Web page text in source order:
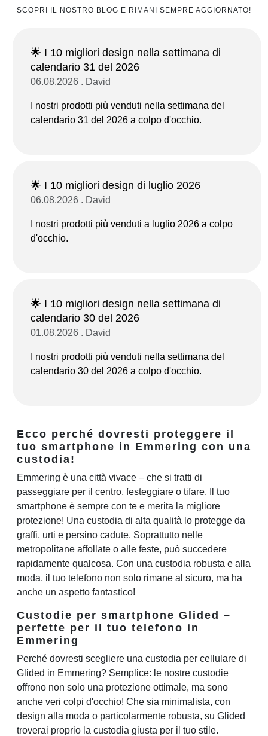
SCOPRI IL NOSTRO BLOG E RIMANI SEMPRE AGGIORNATO!
🌟 I 10 migliori design nella settimana di
calendario 31 del 2026
06.08.2026 . David
I nostri prodotti più venduti nella settimana del
calendario 31 del 2026 a colpo d'occhio.
🌟 I 10 migliori design di luglio 2026
06.08.2026 . David
I nostri prodotti più venduti a luglio 2026 a colpo
d'occhio.
🌟 I 10 migliori design nella settimana di
calendario 30 del 2026
01.08.2026 . David
I nostri prodotti più venduti nella settimana del
calendario 30 del 2026 a colpo d'occhio.
Ecco perché dovresti proteggere il
tuo smartphone in Emmering con una
custodia!
Emmering è una città vivace – che si tratti di
passeggiare per il centro, festeggiare o tifare. Il tuo
smartphone è sempre con te e merita la migliore
protezione! Una custodia di alta qualità lo protegge da
graffi, urti e persino cadute. Soprattutto nelle
metropolitane affollate o alle feste, può succedere
rapidamente qualcosa. Con una custodia robusta e alla
moda, il tuo telefono non solo rimane al sicuro, ma ha
anche un aspetto fantastico!
Custodie per smartphone Glided –
perfette per il tuo telefono in
Emmering
Perché dovresti scegliere una custodia per cellulare di
Glided in Emmering? Semplice: le nostre custodie
offrono non solo una protezione ottimale, ma sono
anche veri colpi d'occhio! Che sia minimalista, con
design alla moda o particolarmente robusta, su Glided
troverai proprio la custodia giusta per il tuo stile.